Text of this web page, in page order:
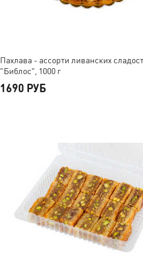
Пахлава - ассорти ливанских
"Библос", 1000 г
1690 РУБ